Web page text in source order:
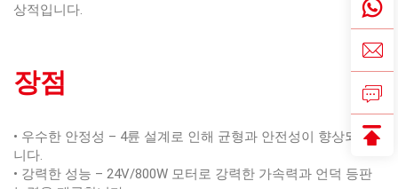
상적입니다.
장점
• 우수한 안정성 – 4륜 설계로 인해 균형과 안전성이 향상되었습
니다.
• 강력한 성능 – 24V/800W 모터로 강력한 가속력과 언덕 등판